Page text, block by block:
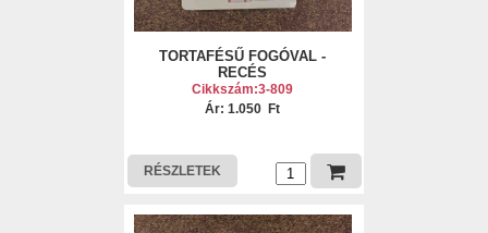
TORTAFÉSŰ FOGÓVAL -
RECÉS
Cikkszám:3-809
Ár: 1.050 Ft
RÉSZLETEK